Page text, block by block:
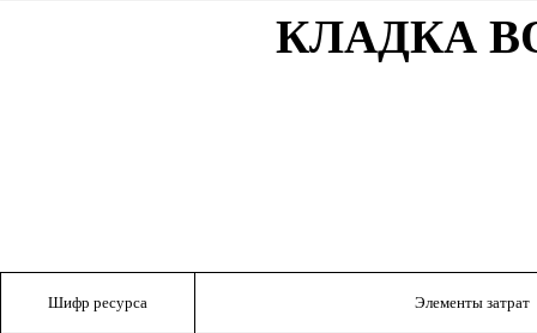
КЛАДКА
Шифр ресурса Элементы затрат